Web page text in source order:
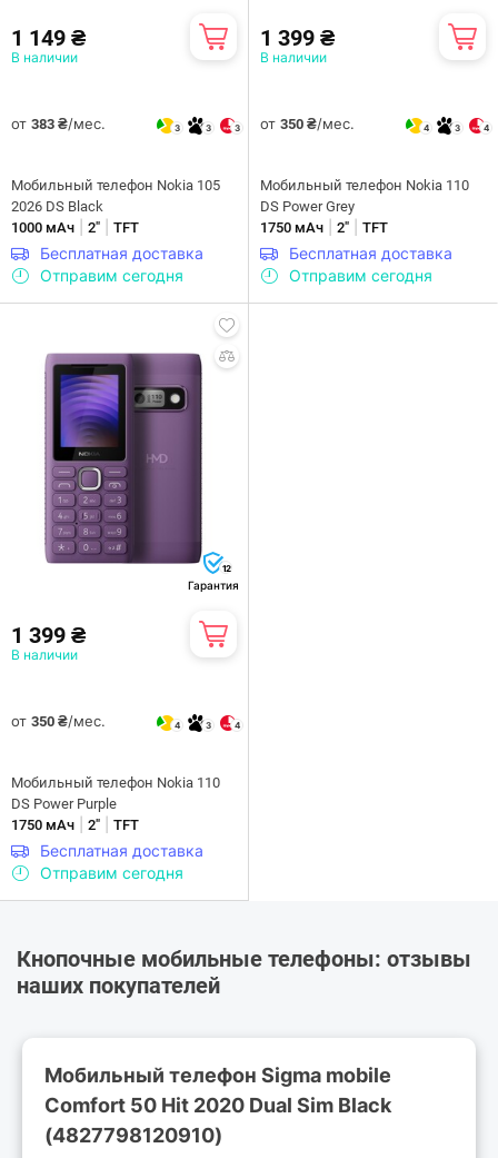
1 149 ₴
В наличии
от 383 ₴/мес. 3 3 3
Мобильный телефон Nokia 105
2026 DS Black
1000 мАч
2" TFT
Бесплатная доставка
Отправим сегодня
1 399 ₴
В наличии
от 350 ₴/мес. 4 3 4
Мобильный телефон Nokia 110
DS Power Grey
1750 мАч
2" TFT
Бесплатная доставка
Отправим сегодня
12
Гарантия
1 399 ₴
В наличии
от 350 ₴/мес. 4 3 4
Мобильный телефон Nokia 110
DS Power Purple
1750 мАч
2" TFT
Бесплатная доставка
Отправим сегодня
Кнопочные мобильные телефоны: отзывы
наших покупателей
Мобильный телефон Sigma mobile
Comfort 50 Hit 2020 Dual Sim Black
(4827798120910)